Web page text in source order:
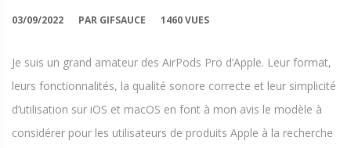
03/09/2022 PAR GIFSAUCE 1460 VUES
Je suis un grand amateur des AirPods Pro d’Apple. Leur format,
leurs fonctionnalités, la qualité sonore correcte et leur simplicité
d’utilisation sur iOS et macOS en font à mon avis le modèle à
considérer pour les utilisateurs de produits Apple à la recherche